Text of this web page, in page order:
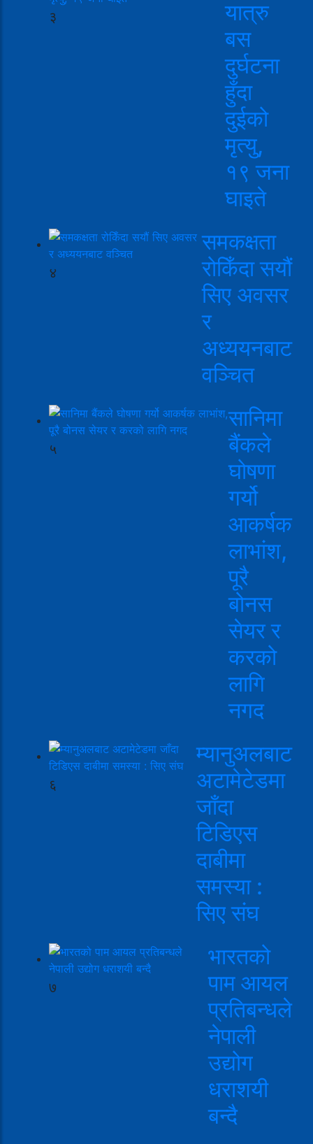
३
यात्रु
बस
दुर्घटना
हुँदा
दुईको
मृत्यु,
१९ जना
घाइते
४
समकक्षता
रोकिँदा सयौं
सिए अवसर
र
अध्ययनबाट
वञ्चित
५
सानिमा
बैंकले
घोषणा
गर्यो
आकर्षक
लाभांश,
पूरै
बोनस
सेयर र
करको
लागि
नगद
६
म्यानुअलबाट
अटामेटेडमा
जाँदा
टिडिएस
दाबीमा
समस्या :
सिए संघ
७
भारतको
पाम आयल
प्रतिबन्धले
नेपाली
उद्योग
धराशयी
बन्दै